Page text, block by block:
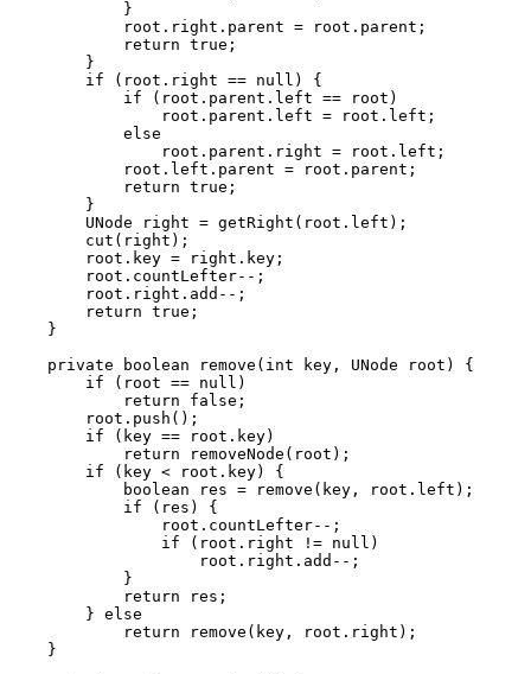
            }
            root.right.parent = root.parent;
            return true;
        }
        if (root.right == null) {
            if (root.parent.left == root)
                root.parent.left = root.left;
            else
                root.parent.right = root.left;
            root.left.parent = root.parent;
            return true;
        }
        UNode right = getRight(root.left);
        cut(right);
        root.key = right.key;
        root.countLefter--;
        root.right.add--;
        return true;
    }
    private boolean remove(int key, UNode root) {
        if (root == null)
            return false;
        root.push();
        if (key == root.key)
            return removeNode(root);
        if (key < root.key) {
            boolean res = remove(key, root.left);
            if (res) {
                root.countLefter--;
                if (root.right != null)
                    root.right.add--;
            }
            return res;
        } else
            return remove(key, root.right);
    }